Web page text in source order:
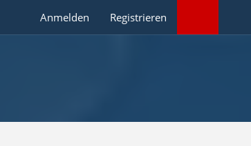
Anmelden Registrieren